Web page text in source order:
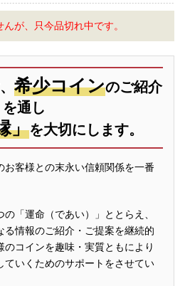
が、只今品切れ中です。
希少コインのご紹介
を通し
」を大切にします。
お客様との末永い信頼関係を一番
「運命（であい）」ととらえ、
る情報のご紹介・ご提案を継続的
のコインを趣味・実質ともにより
ていくためのサポートをさせてい